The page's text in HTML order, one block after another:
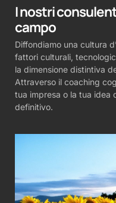
I nostri
campo
Diffondiamo una cultura
fattori culturali,
la dimensione distintiva
Attraverso il coaching
tua impresa o la tua idea
definitivo.